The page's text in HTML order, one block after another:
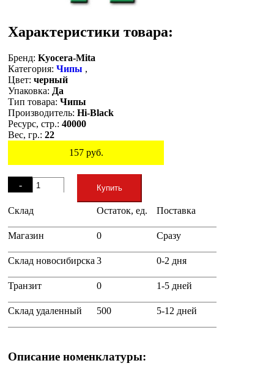
Характеристики товара:
Бренд: Kyocera-Mita
Категория: Чипы ,
Цвет: черный
Упаковка: Да
Тип товара: Чипы
Производитель: Hi-Black
Ресурс, стр.: 40000
Вес, гр.: 22
157руб.
-
+
Купить
Склад Остаток, ед. Поставка
Магазин 0 Сразу
Склад новосибирска 3 0-2 дня
Транзит 0 1-5 дней
Склад удаленный 500 5-12 дней
Описание номенклатуры: